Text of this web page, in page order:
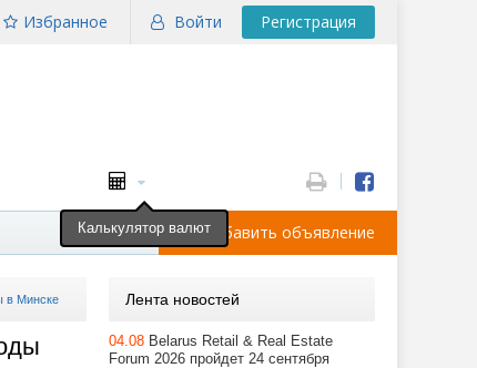
Войти Регистрация
Избранное
Добавить объявление
в Минске Лента новостей
04.08 Belarus Retail & Real Estate
Forum 2026 пройдет 24 сентября
Калькулятор валют